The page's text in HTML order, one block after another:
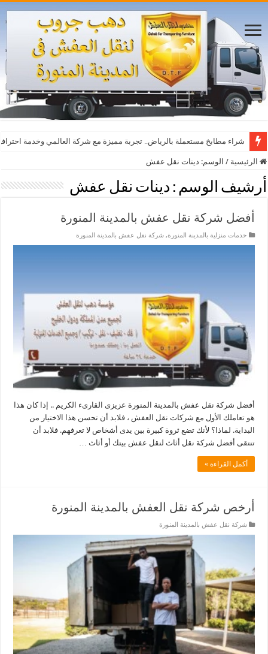
شراء مطابخ مستعملة بالرياض.. تجربة مميزة مع شركة العالمي وخدمة
أفضل مواقع مشاهدة مباريات اليوم بث مباشر بدون تقطيع
الرئيسية / الوسم: دينات نقل عفش
أرشيف الوسم : دينات نقل عفش
أفضل شركة نقل عفش بالمدينة المنورة
خدمات منزلية بالمدينة المنورة,شركة نقل عفش بالمدينة المنورة
أفضل شركة نقل عفش بالمدينة المنورة عزيزى القارىء الكريم .. إذا كان هذا
هو تعاملك الأول مع شركات نقل العفش ، فلابد أن تحسن هذا الاختيار من
البداية. لماذا؟ لأنك تضع ثروة كبيرة بين يدى أشخاص لا تعرفهم. فلابد أن
تنتقى أفضل شركة نقل أثاث لنقل عفش بيتك أو أثاث …
أكمل القراءة »
أرخص شركة نقل العفش بالمدينة المنورة
شركة نقل عفش بالمدينة المنورة